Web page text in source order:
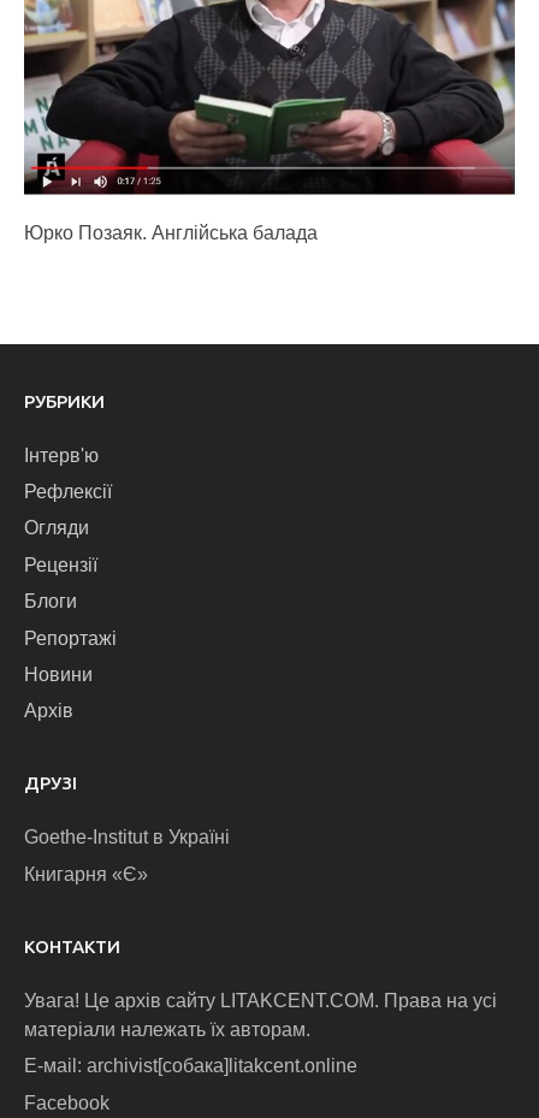
Юрко Позаяк. Англійська балада
РУБРИКИ
Інтерв'ю
Рефлексії
Огляди
Рецензії
Блоги
Репортажі
Новини
Архів
ДРУЗІ
Goethe-Institut в Україні
Книгарня «Є»
КОНТАКТИ
Увага! Це архів сайту LITAKCENT.COM. Права на усі
матеріали належать їх авторам.
E-маіl: archivist[собака]litakcent.online
Facebook